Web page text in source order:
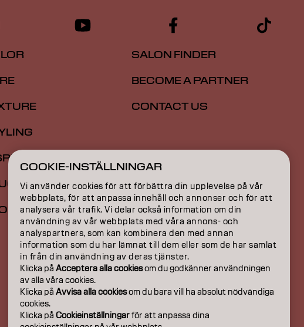
SALON FINDER
BECOME A PARTNER
CONTACT US
COOKIE-INSTÄLLNINGAR
Vi använder cookies för att förbättra din upplevelse på vår
webbplats, för att anpassa innehåll och annonser och för att
analysera vår trafik. Vi delar också information om din
användning av vår webbplats med våra annons- och
analyspartners, som kan kombinera den med annan
information som du har lämnat till dem eller som de har samlat
in från din användning av deras tjänster.
Klicka på Acceptera alla cookiesom du godkänner användningen
av alla våra cookies.
Klicka på Avvisa alla cookiesom du bara vill ha absolut nödvändiga
cookies.
Klicka på Cookieinställningarför att anpassa dina